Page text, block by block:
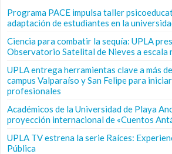
Programa PACE impulsa taller
adaptación de estudiantes en la
Ciencia para combatir la sequía: UPLA
Observatorio Satelital de Nieves a escala
UPLA entrega herramientas clave a más
campus Valparaíso y San Felipe para
profesionales
Académicos de la Universidad de Playa
proyección internacional de «Cuentos
UPLA TV estrena la serie Raíces:
Pública